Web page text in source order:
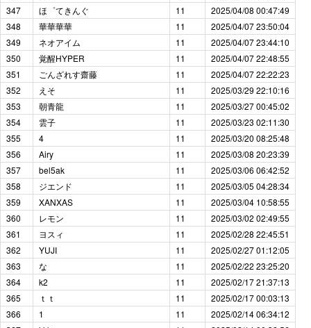
347
ほ゜てきんぐ 11
2025/04/08 00:47:49
348
華華華華 11
2025/04/07 23:50:04
349
ネオアイム 11
2025/04/07 23:44:10
350
覚醒HYPER 11
2025/04/07 22:48:55
351
ごんざれす齋藤 11
2025/04/07 22:22:23
352
えそ 11
2025/03/29 22:10:16
353
朝青龍 11
2025/03/27 00:45:02
354
雲子 11
2025/03/23 02:11:30
355
4 11
2025/03/20 08:25:48
356
Airy 11
2025/03/08 20:23:39
357
bel5ak 11
2025/03/06 06:42:52
358
ジエンド 11
2025/03/05 04:28:34
359
XANXAS 11
2025/03/04 10:58:55
360
レモン 11
2025/03/02 02:49:55
361
ヨスィ 11
2025/02/28 22:45:51
362
YUJI 11
2025/02/27 01:12:05
363
な 11
2025/02/22 23:25:20
364
k2 11
2025/02/17 21:37:13
365
ｔｔ 11
2025/02/17 00:03:13
366
1 11
2025/02/14 06:34:12